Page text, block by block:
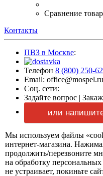
Сравнение
Контакты
ПВЗ в Москве:
Телефон 8 (800) 250-
Email: office@mospel.ru
Соц. сети:
Задайте вопрос |
или
Мы используем файлы
интернет-магазина.
продолжить/перезвоните
на обработку
не устраивает, покиньте